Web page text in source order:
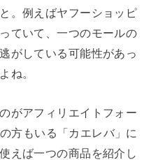
。例えばヤフーショッピ
ていて、一つのモールの
がしている可能性があっ
ね。
がアフィリエイトフォー
方もいる「カエレバ」に
えば一つの商品を紹介し